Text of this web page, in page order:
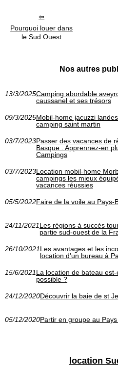
Pourquoi louer dans
le Sud Ouest
Nos autres
13/3/2025Camping abordable
caussanel et ses trésors
09/3/2025Mobil-home jacuzzi
camping saint martin
03/7/2023Passer des vacances de
Basque : Apprennez-en
Campings
03/7/2023Location mobil-home
campings les mieux
vacances réussies
05/5/2022Faire de la voile au Pays-
24/11/2021Les régions à succès
partie sud-ouest de la
26/10/2021Les avantages et les
location d'un bureau à
15/6/2021La location de bateau
possible ?
24/12/2020Découvrir la baie de st
05/12/2020Partir en groupe au
location